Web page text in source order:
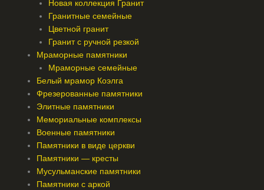
Новая коллекция Гранит
Гранитные семейные
Цветной гранит
Гранит с ручной резкой
Мраморные памятники
Мраморные семейные
Белый мрамор Коэлга
Фрезерованные памятники
Элитные памятники
Мемориальные комплексы
Военные памятники
Памятники в виде церкви
Памятники — кресты
Мусульманские памятники
Памятники с аркой